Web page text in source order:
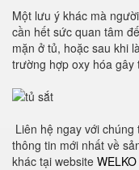
Một lưu ý khác mà
cần hết sức quan tâm
mặn ở tủ, hoặc sau khi
trường hợp oxy hóa gây
Liên hệ ngay với
thông tin mới nhất về
khác tại website